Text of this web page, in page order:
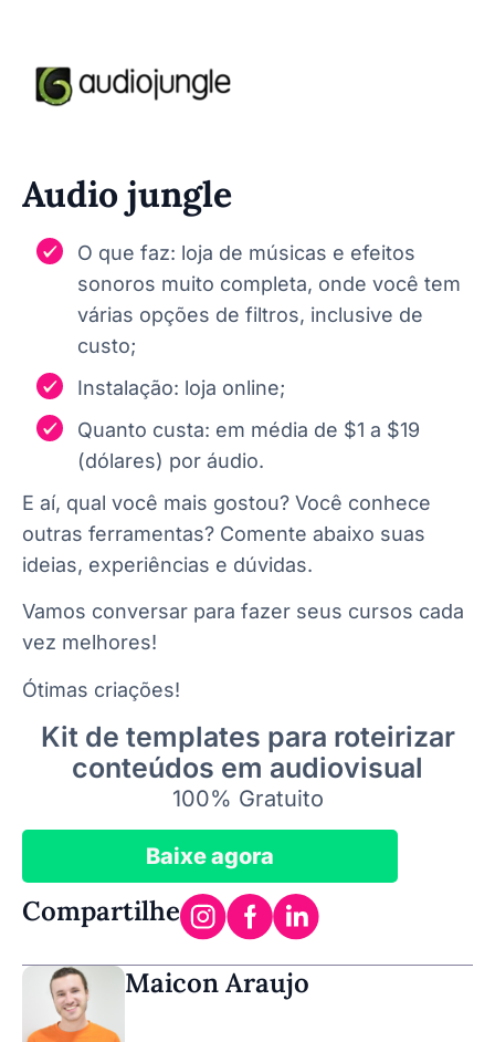
Audio jungle
O que faz: loja de músicas e efeitos
sonoros muito completa, onde você tem
várias opções de filtros, inclusive de
custo;
Instalação: loja online;
Quanto custa: em média de $1 a $19
(dólares) por áudio.
E aí, qual você mais gostou? Você conhece
outras ferramentas? Comente abaixo suas
ideias, experiências e dúvidas.
Vamos conversar para fazer seus cursos cada
vez melhores!
Ótimas criações!
Kit de templates para roteirizar
conteúdos em audiovisual
100% Gratuito
Baixe agora
Compartilhe
Maicon Araujo